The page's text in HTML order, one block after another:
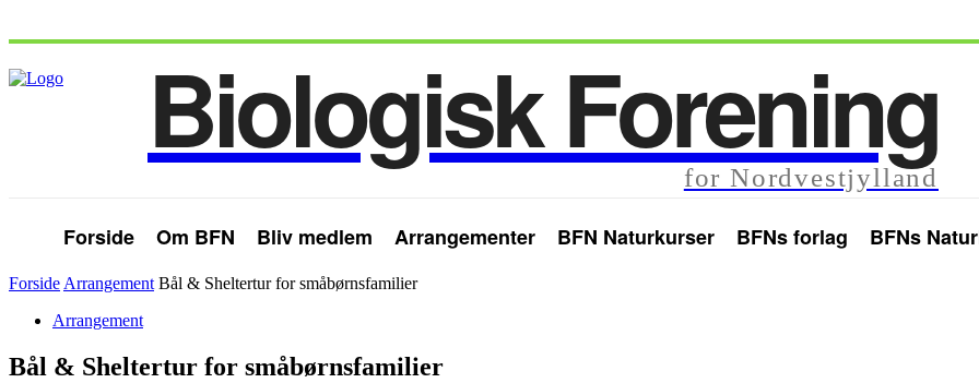
Biologisk Forening
for Nordvestjylland
Forside Om BFN Bliv medlem Arrangementer BFN Naturkurser BFNs forlag BFNs
Forside Arrangement Bål & Sheltertur for småbørnsfamilier
Arrangement
Bål & Sheltertur for småbørnsfamilier